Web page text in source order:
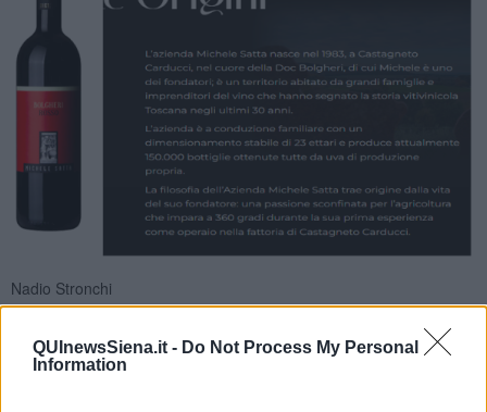
QUInewsSiena.it - Do Not Process My Personal
Information
Nadio Stronchi